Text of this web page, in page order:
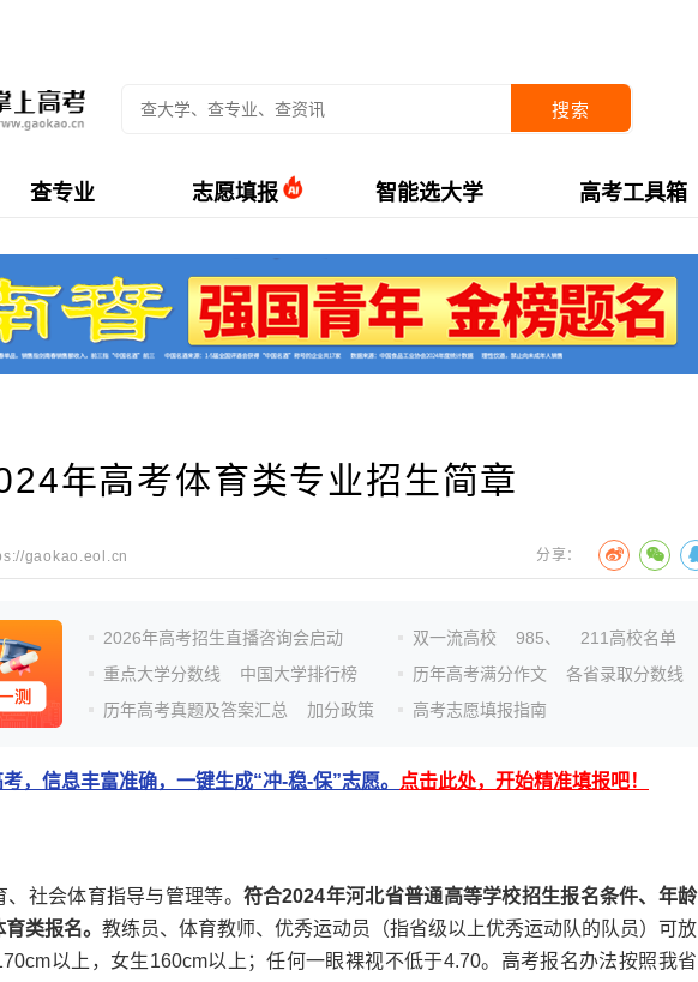
搜索
查专业 志愿填报 智能选大学 高考工具箱
年高考体育类专业招生简章
gaokao.eol.cn 分享：
2026年高考招生直播咨询会启动
重点大学分数线
中国大学排行榜
历年高考真题及答案汇总
加分政策
双一流高校 985、
211高校名单
历年高考满分作文
各省录取分数线
高考志愿填报指南
，信息丰富准确，一键生成“冲-稳-保”志愿。 点击此处，开始精准填报吧！
社会体育指导与管理等。 符合2024年河北省普通高等学校招生报名条件、年龄
类报名。 教练员、体育教师、优秀运动员（指省级以上优秀运动队的队员）可放
以上，女生160cm以上；任何一眼裸视不低于4.70。高考报名办法按照我省